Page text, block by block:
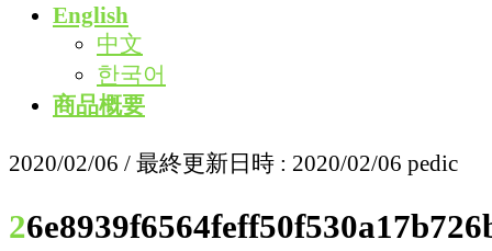
English
中文
한국어
商品概要
2020/02/06 / 最終更新日時 : 2020/02/06 pedic